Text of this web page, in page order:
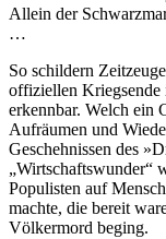
Allein der
…
So schildern
offiziellen Kriegsende
erkennbar. Welch ein
Aufräumen und
Geschehnissen des
Wirtschaftswunder
Populisten auf
machte, die bereit
Völkermord beging.